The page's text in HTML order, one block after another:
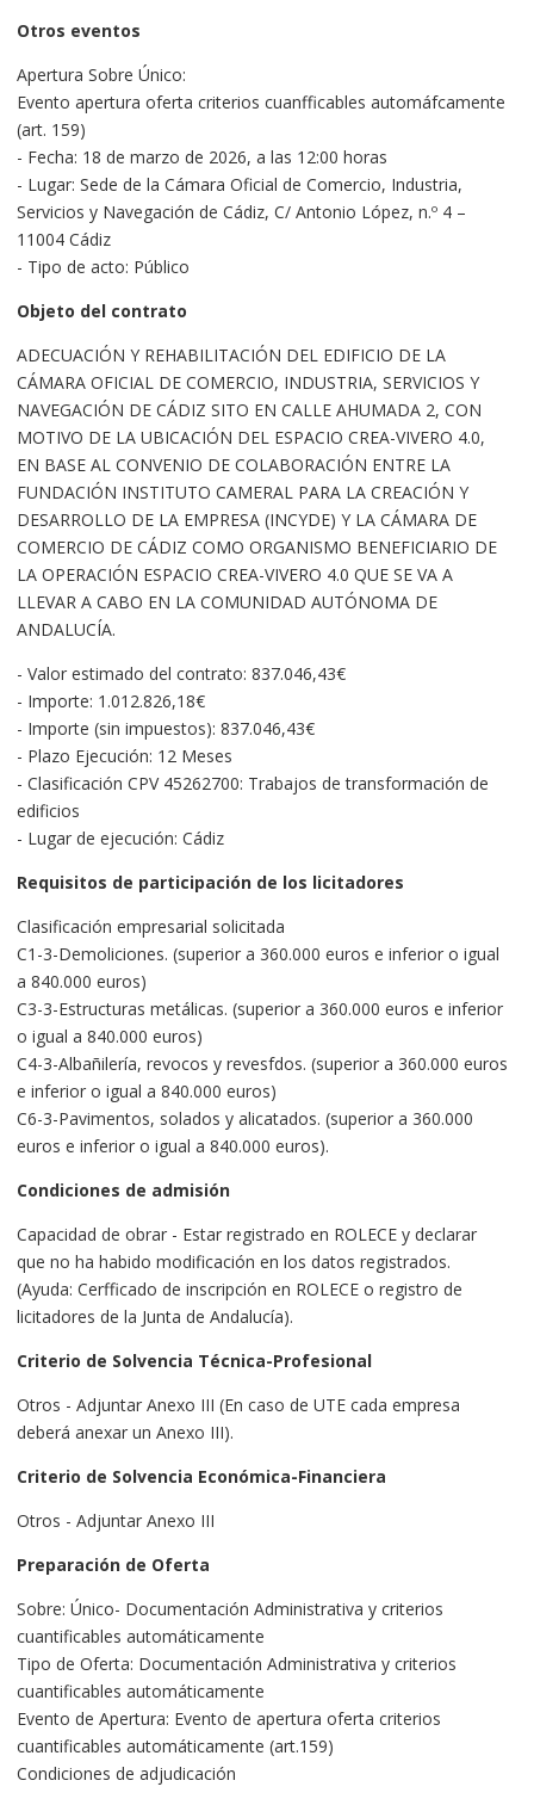
Otros eventos
Apertura Sobre Único:
Evento apertura oferta criterios cuanfficables automáfcamente
(art. 159)
- Fecha: 18 de marzo de 2026, a las 12:00 horas
- Lugar: Sede de la Cámara Oficial de Comercio, Industria,
Servicios y Navegación de Cádiz, C/ Antonio López, n.º 4 –
11004 Cádiz
- Tipo de acto: Público
Objeto del contrato
ADECUACIÓN Y REHABILITACIÓN DEL EDIFICIO DE LA
CÁMARA OFICIAL DE COMERCIO, INDUSTRIA, SERVICIOS Y
NAVEGACIÓN DE CÁDIZ SITO EN CALLE AHUMADA 2, CON
MOTIVO DE LA UBICACIÓN DEL ESPACIO CREA-VIVERO 4.0,
EN BASE AL CONVENIO DE COLABORACIÓN ENTRE LA
FUNDACIÓN INSTITUTO CAMERAL PARA LA CREACIÓN Y
DESARROLLO DE LA EMPRESA (INCYDE) Y LA CÁMARA DE
COMERCIO DE CÁDIZ COMO ORGANISMO BENEFICIARIO DE
LA OPERACIÓN ESPACIO CREA-VIVERO 4.0 QUE SE VA A
LLEVAR A CABO EN LA COMUNIDAD AUTÓNOMA DE
ANDALUCÍA.
- Valor estimado del contrato: 837.046,43€
- Importe: 1.012.826,18€
- Importe (sin impuestos): 837.046,43€
- Plazo Ejecución: 12 Meses
- Clasificación CPV 45262700: Trabajos de transformación de
edificios
- Lugar de ejecución: Cádiz
Requisitos de participación de los licitadores
Clasificación empresarial solicitada
C1-3-Demoliciones. (superior a 360.000 euros e inferior o igual
a 840.000 euros)
C3-3-Estructuras metálicas. (superior a 360.000 euros e inferior
o igual a 840.000 euros)
C4-3-Albañilería, revocos y revesfdos. (superior a 360.000 euros
e inferior o igual a 840.000 euros)
C6-3-Pavimentos, solados y alicatados. (superior a 360.000
euros e inferior o igual a 840.000 euros).
Condiciones de admisión
Capacidad de obrar - Estar registrado en ROLECE y declarar
que no ha habido modificación en los datos registrados.
(Ayuda: Cerfficado de inscripción en ROLECE o registro de
licitadores de la Junta de Andalucía).
Criterio de Solvencia Técnica-Profesional
Otros - Adjuntar Anexo III (En caso de UTE cada empresa
deberá anexar un Anexo III).
Criterio de Solvencia Económica-Financiera
Otros - Adjuntar Anexo III
Preparación de Oferta
Sobre: Único- Documentación Administrativa y criterios
cuantificables automáticamente
Tipo de Oferta: Documentación Administrativa y criterios
cuantificables automáticamente
Evento de Apertura: Evento de apertura oferta criterios
cuantificables automáticamente (art.159)
Condiciones de adjudicación